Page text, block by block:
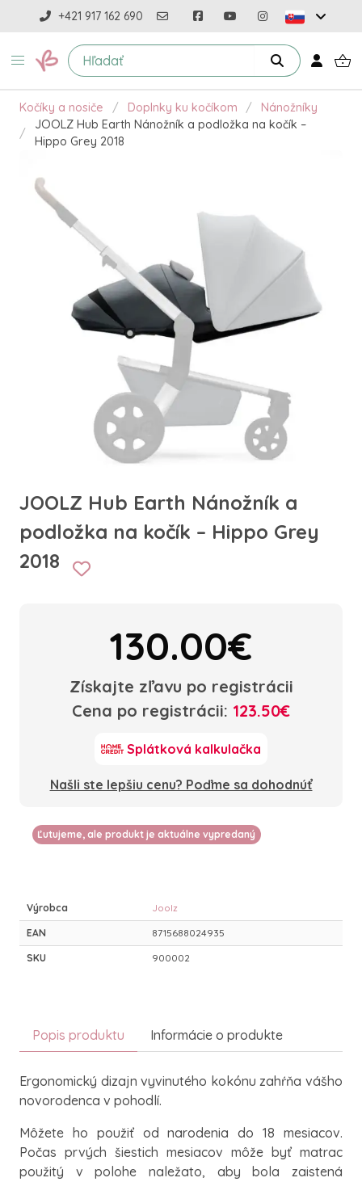
+421 917 162 690
Kočíky a nosiče Doplnky ku kočíkom
Nánožníky
JOOLZ Hub Earth Nánožník a podložka na kočík –
Hippo Grey 2018
JOOLZ Hub Earth Nánožník a
podložka na kočík – Hippo Grey
2018
130.00€
Získajte zľavu po registrácii
Cena po registrácii: 123.50€
Splátková kalkulačka
Našli ste lepšiu cenu? Poďme sa dohodnúť
Ľutujeme, ale produkt je aktuálne vypredaný
Výrobca Joolz
EAN 8715688024935
SKU 900002
Popis produktu Informácie o produkte
Ergonomický dizajn vyvinutého kokónu zahŕňa vášho
novorodenca v pohodlí.
Môžete ho použiť od narodenia do 18 mesiacov.
Počas prvých šiestich mesiacov môže byť matrac
použitý v polohe naležato, aby bola zaistená